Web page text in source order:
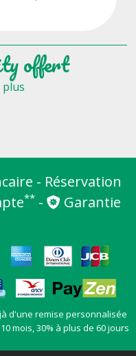
offert
plus
- Réservation
**-
Garantie
d'une remise personnalisée
mois, 30% à plus de 60 jours